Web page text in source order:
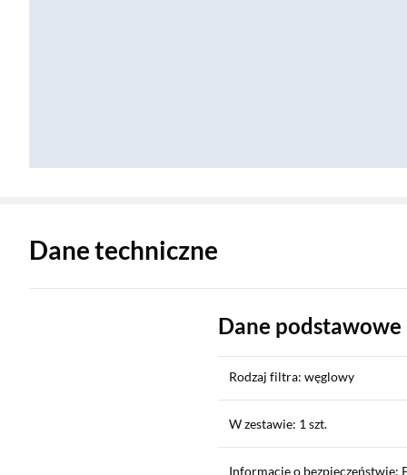
Dane techniczne
Dane podstawowe
Rodzaj filtra: węglowy
W zestawie: 1 szt.
Informacje o bezpieczeństwie: